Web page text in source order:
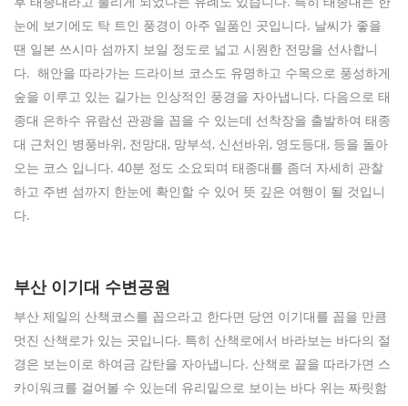
눈에 보기에도 탁 트인 풍경이 아주 일품인 곳입니다. 날씨가 좋을
땐 일본 쓰시마 섬까지 보일 정도로 넓고 시원한 전망을 선사합니
다. 해안을 따라가는 드라이브 코스도 유명하고 수목으로 풍성하게
숲을 이루고 있는 길가는 인상적인 풍경을 자아냅니다. 다음으로 태
종대 은하수 유람선 관광을 꼽을 수 있는데 선착장을 출발하여 태종
대 근처인 병풍바위, 전망대, 망부석, 신선바위, 영도등대, 등을 돌아
오는 코스 입니다. 40분 정도 소요되며 태종대를 좀더 자세히 관찰
하고 주변 섬까지 한눈에 확인할 수 있어 뜻 깊은 여행이 될 것입니
다.
부산 이기대 수변공원
부산 제일의 산책코스를 꼽으라고 한다면 당연 이기대를 꼽을 만큼
멋진 산책로가 있는 곳입니다. 특히 산책로에서 바라보는 바다의 절
경은 보는이로 하여금 감탄을 자아냅니다. 산책로 끝을 따라가면 스
카이워크를 걸어볼 수 있는데 유리밑으로 보이는 바다 위는 짜릿함